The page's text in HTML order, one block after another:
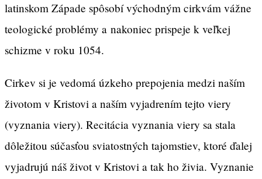
latinskom Západe spôsobí východným cirkvám vážne
teologické problémy a nakoniec prispeje k veľkej
schizme v roku 1054.
Cirkev si je vedomá úzkeho prepojenia medzi naším
životom v Kristovi a naším vyjadrením tejto viery
(vyznania viery). Recitácia vyznania viery sa stala
dôležitou súčasťou sviatostných tajomstiev, ktoré ďalej
vyjadrujú náš život v Kristovi a tak ho živia. Vyznanie